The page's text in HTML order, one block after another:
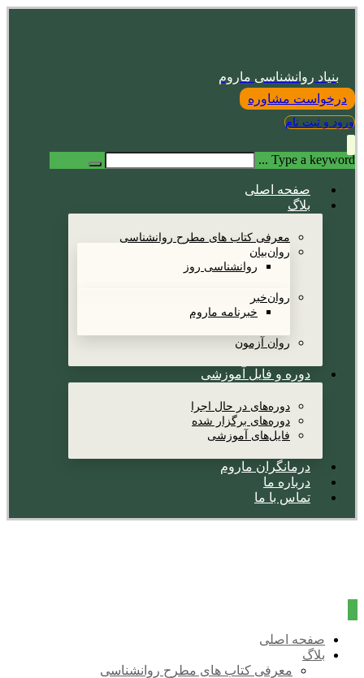
بنیاد روانشناسی ماروم
درخواست مشاوره
ورود و ثبت نام
Type a keyword ...
صفحه اصلی
بلاگ
معرفی کتاب های مطرح روانشناسی
روان‌بیان
روانشناسی روز
روان‌خبر
خبرنامه ماروم
روان آزمون
دوره و فایل آموزشی
دوره‌های در حال اجرا
دوره‌های برگزار شده
فایل‌های آموزشی
درمانگران ماروم
درباره ما
تماس با ما
صفحه اصلی
بلاگ
معرفی کتاب های مطرح روانشناسی